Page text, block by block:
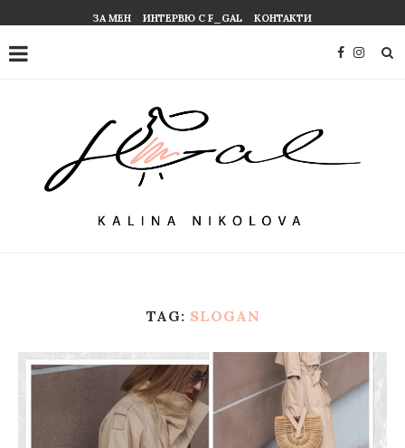
ЗА МЕН ИНТЕРВЮ С F_GAL КОНТАКТИ
TAG: SLOGAN